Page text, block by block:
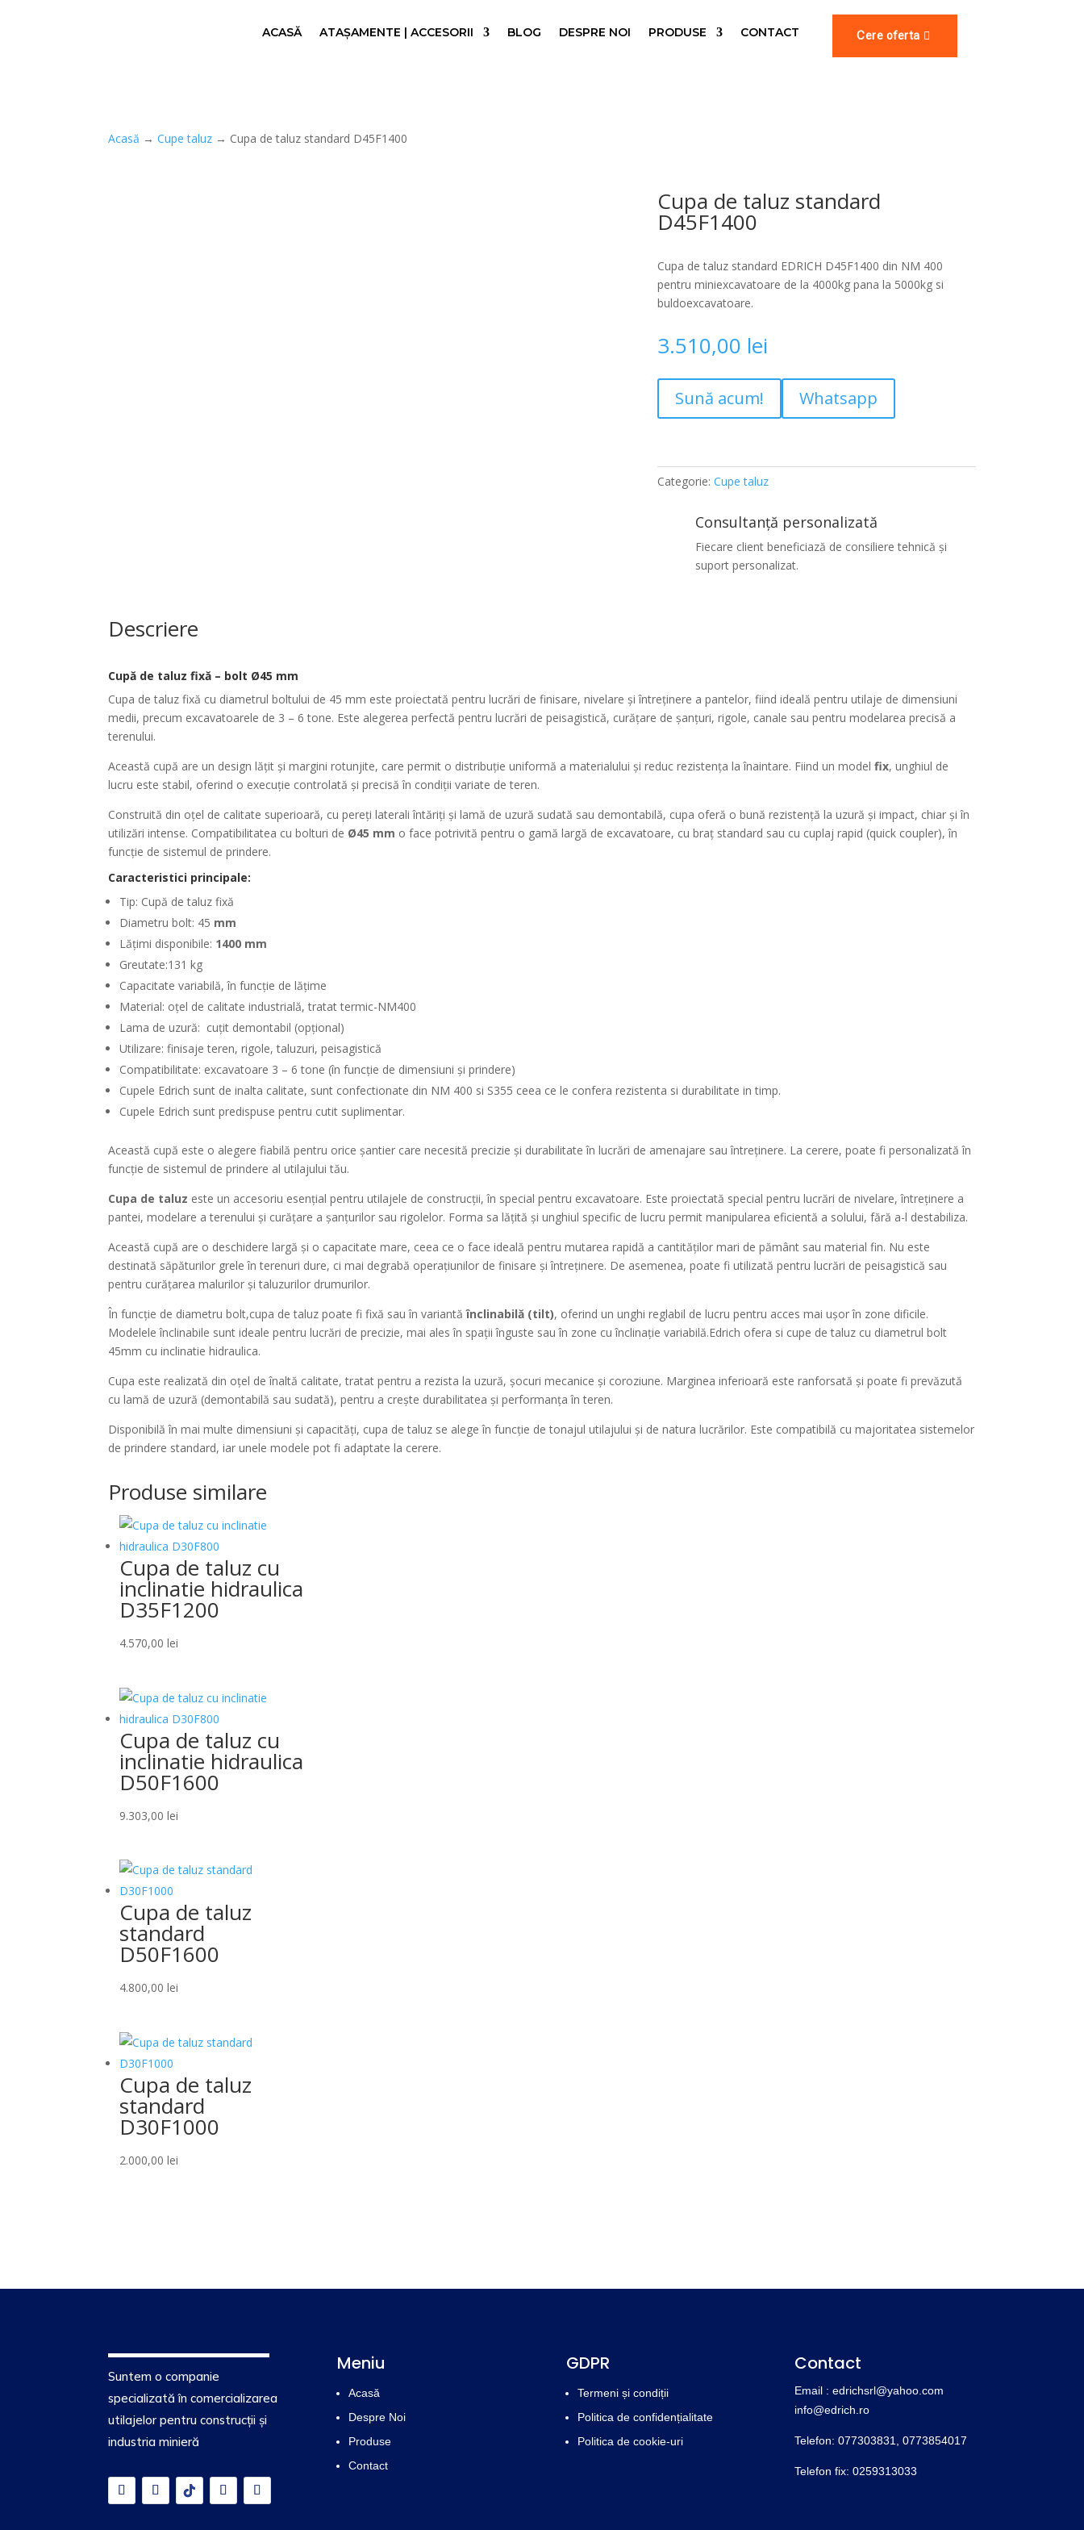
ACASĂ ATAȘAMENTE | ACCESORII BLOG DESPRE NOI PRODUSE CONTACT Cere oferta
Acasă →Cupe taluz → Cupa de taluz standard D45F1400
Cupa de taluz standard
D45F1400
Cupa de taluz standard EDRICH D45F1400 din NM 400
pentru miniexcavatoare de la 4000kg pana la 5000kg si
buldoexcavatoare.
3.510,00 lei
Sună acum! Whatsapp
Categorie: Cupe taluz
Consultanță personalizată
Fiecare client beneficiază de consiliere tehnică și
suport personalizat.
Descriere
Cupă de taluz fixă – bolt Ø45 mm
Cupa de taluz fixă cu diametrul boltului de 45 mm este proiectată pentru lucrări de finisare, nivelare și întreținere a pantelor, fiind ideală pentru utilaje de dimensiuni
medii, precum excavatoarele de 3 – 6 tone. Este alegerea perfectă pentru lucrări de peisagistică, curățare de șanțuri, rigole, canale sau pentru modelarea precisă a
terenului.
Această cupă are un design lățit și margini rotunjite, care permit o distribuție uniformă a materialului și reduc rezistența la înaintare. Fiind un modelfix, unghiul de
lucru este stabil, oferind o execuție controlată și precisă în condiții variate de teren.
Construită din oțel de calitate superioară, cu pereți laterali întăriți și lamă de uzură sudată sau demontabilă, cupa oferă o bună rezistență la uzură și impact, chiar și în
utilizări intense. Compatibilitatea cu bolturi de Ø45 mm o face potrivită pentru o gamă largă de excavatoare, cu braț standard sau cu cuplaj rapid (quick coupler), în
funcție de sistemul de prindere.
Caracteristici principale:
Tip: Cupă de taluz fixă
Diametru bolt: 45 mm
Lățimi disponibile: 1400 mm
Greutate:131 kg
Capacitate variabilă, în funcție de lățime
Material: oțel de calitate industrială, tratat termic-NM400
Lama de uzură: cuțit demontabil (opțional)
Utilizare: finisaje teren, rigole, taluzuri, peisagistică
Compatibilitate: excavatoare 3 – 6 tone (în funcție de dimensiuni și prindere)
Cupele Edrich sunt de inalta calitate, sunt confectionate din NM 400 si S355 ceea ce le confera rezistenta si durabilitate in timp.
Cupele Edrich sunt predispuse pentru cutit suplimentar.
Această cupă este o alegere fiabilă pentru orice șantier care necesită precizie și durabilitate în lucrări de amenajare sau întreținere. La cerere, poate fi personalizată în
funcție de sistemul de prindere al utilajului tău.
Cupa de taluz este un accesoriu esențial pentru utilajele de construcții, în special pentru excavatoare. Este proiectată special pentru lucrări de nivelare, întreținere a
pantei, modelare a terenului și curățare a șanțurilor sau rigolelor. Forma sa lățită și unghiul specific de lucru permit manipularea eficientă a solului, fără a-l destabiliza.
Această cupă are o deschidere largă și o capacitate mare, ceea ce o face ideală pentru mutarea rapidă a cantităților mari de pământ sau material fin. Nu este
destinată săpăturilor grele în terenuri dure, ci mai degrabă operațiunilor de finisare și întreținere. De asemenea, poate fi utilizată pentru lucrări de peisagistică sau
pentru curățarea malurilor și taluzurilor drumurilor.
În funcție de diametru bolt,cupa de taluz poate fi fixă sau în variantăînclinabilă (tilt), oferind un unghi reglabil de lucru pentru acces mai ușor în zone dificile.
Modelele înclinabile sunt ideale pentru lucrări de precizie, mai ales în spații înguste sau în zone cu înclinație variabilă.Edrich ofera si cupe de taluz cu diametrul bolt
45mm cu inclinatie hidraulica.
Cupa este realizată din oțel de înaltă calitate, tratat pentru a rezista la uzură, șocuri mecanice și coroziune. Marginea inferioară este ranforsată și poate fi prevăzută
cu lamă de uzură (demontabilă sau sudată), pentru a crește durabilitatea și performanța în teren.
Disponibilă în mai multe dimensiuni și capacități, cupa de taluz se alege în funcție de tonajul utilajului și de natura lucrărilor. Este compatibilă cu majoritatea sistemelor
de prindere standard, iar unele modele pot fi adaptate la cerere.
Produse similare
Cupa de taluz cu
inclinatie hidraulica
D35F1200
4.570,00lei
Cupa de taluz cu
inclinatie hidraulica
D50F1600
9.303,00lei
Cupa de taluz
standard
D50F1600
4.800,00lei
Cupa de taluz
standard
D30F1000
2.000,00lei
Suntem o companie
specializată în comercializarea
utilajelor pentru construcții și
industria minieră
Meniu
Acasă
Despre Noi
Produse
Contact
GDPR
Termeni și condiții
Politica de confidențialitate
Politica de cookie-uri
Contact
Email : edrichsrl@yahoo.com
info@edrich.ro
Telefon: 077303831,0773854017
Telefon fix: 0259313033